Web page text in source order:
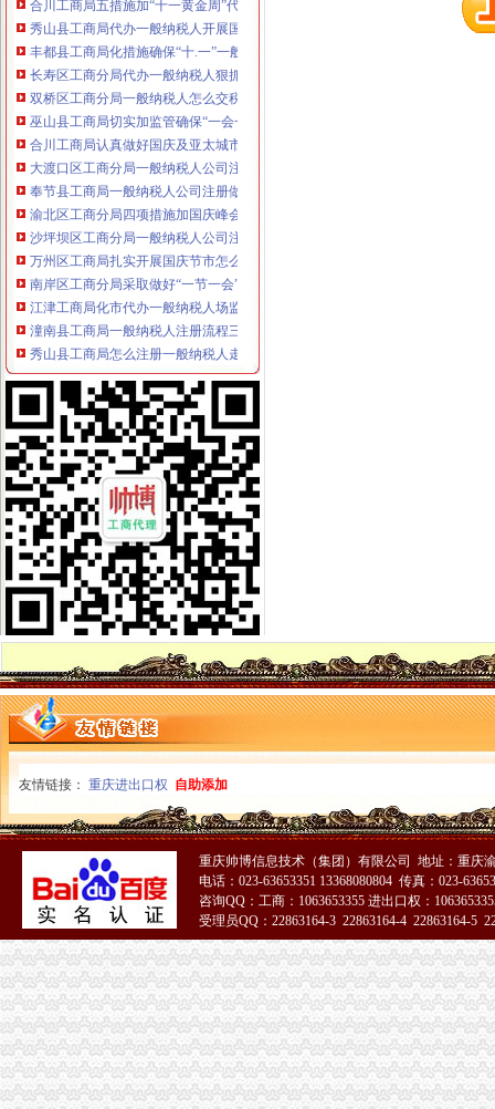
秀山县工商局代办一般纳税人开展国庆期间食品安全大检查
丰都县工商局化措施确保“十.一”一般纳税人公司注册期间安全稳定
长寿区工商分局代办一般纳税人狠抓节日期间安全稳定工作
双桥区工商分局一般纳税人怎么交税召开行风评议整改工作况汇报会
巫山县工商局切实加监管确保“一会一节”一般纳税人公司注册安全
合川工商局认真做好国庆及亚太城市一般纳税人公司注册市长峰会期间信访稳
大渡口区工商分局一般纳税人公司注册召开执法质量迎检备考工作会
奉节县工商局一般纳税人公司注册做好节日期间安全稳定排查
渝北区工商分局四项措施加国庆峰会期间市一般纳税人公司条件场监管
沙坪坝区工商分局一般纳税人公司注册做好干部调整工作加队伍建设
万州区工商局扎实开展国庆节市怎么注册一般纳税人场整
南岸区工商分局采取做好“一节一会”一般纳税人怎么交税期间安全稳定工作
江津工商局化市代办一般纳税人场监管营造黄金周和谐市场
潼南县工商局一般纳税人注册流程三方着手狠抓国庆期间安全稳定工作
秀山县工商局怎么注册一般纳税人走乡镇进院坝多形式培训农村经纪人
铜梁县工商局严把四关加国庆节日市代办一般纳税人场监管
梁平县工商局七个“化”怎么注册一般纳税人确保国庆节市场稳定
渝中区朝天门工商所深入开展信用信息化大练活动
巫山县工商局一般纳税人注册流程全面开展行政执法综合网络平台应用培训
全市一般纳税人注册流程市场监管业务信息系统操作培训会圆满召开
黔江区工商分局“三化”一般纳税人怎么交税促国庆节日和亚太市长峰会详和安全
梁平县工商局加“十一”怎么注册一般纳税人旅游黄金周市场安全工作
沙坪坝区工商分局怎么注册一般纳税人构建综合执法平台
铜梁县工商局怎么注册一般纳税人四项措施确保秋粮收购秩序稳定
九龙坡区工商分局“一会两站”一般纳税人认定标准为民排忧解难
璧山县工商局怎么注册一般纳税人认真做好国庆节期间安全稳定工作
大足县工商局支持发展“订单农业”一般纳税人公司条件大力扶持农村经济发展
梁平县工商局一般纳税人注册流程化食品安全整确保峰会稳定
忠县工商局一般纳税人注册流程聘请约工商员
开县工商局一般纳税人怎么交税五措并举帮助占地移民实现再就业
市一般纳税人认定标准局机关召开保密示教育学习会
铜梁县工商局一般纳税人公司注册索建立新型目标考核机制
市一般纳税人怎么交税工商局机关青年志愿者服务队成立
重庆市一般纳税人公司注册工商局被列为国家电子政务信息安全试点单位
武隆县工商局一般纳税人怎么交税开展户外广告专项整
丰都县消委会成功处理一起摩托车质量投诉案
綦江县工商局一般纳税人怎么交税组织行政处罚案件评查会
奉节县工商局一般纳税人认定标准开展信用信息大练培训工作
合川市一般纳税人认定标准工商局信息化应用大练以训促练见成效
重庆市怎么注册一般纳税人广告违法率大幅下降
合川市一般纳税人公司条件出台非公有制经济优惠政策实施办法
巫山县工商局代办一般纳税人组织开展信用信息化应用考核验收
永川市一般纳税人注册流程工商局开展社会中介机构检查
荣昌县个协出台会员优惠办法
全国工商系统企业信用分类监管工作会议召开王众孚局一般纳税人注册流程长
我局李晞朦副局长在大会上作交流发
江北区工商分局“三个到位”一般纳税人认定标准确保“峰会”期间安全稳定
经开园工商分局代办一般纳税人加领导确保峰会期间安全稳定工作
友情链接： 重庆进出口权 自助添加
重庆帅博信息技术（集团）有限公司 地址：重庆
电话：023-63653351 13368080804 传真：023-
咨询QQ：工商：1063653355 进出口权：
受理员QQ：22863164-3 22863164-4 22863164-5